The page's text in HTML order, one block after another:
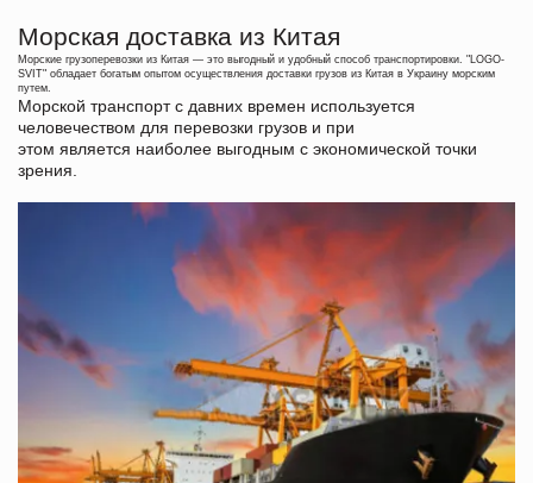
Морская доставка из Китая
Морские грузоперевозки из Китая — это выгодный и удобный способ транспортировки. " LOGO-
SVIT" обладает богатым опытом осуществления доставки грузов из Китая в Украину морским
путем.
​Морской транспорт с давних времен используется
человечеством для перевозки грузов и при
этом является наиболее выгодным с экономической точки
зрения.